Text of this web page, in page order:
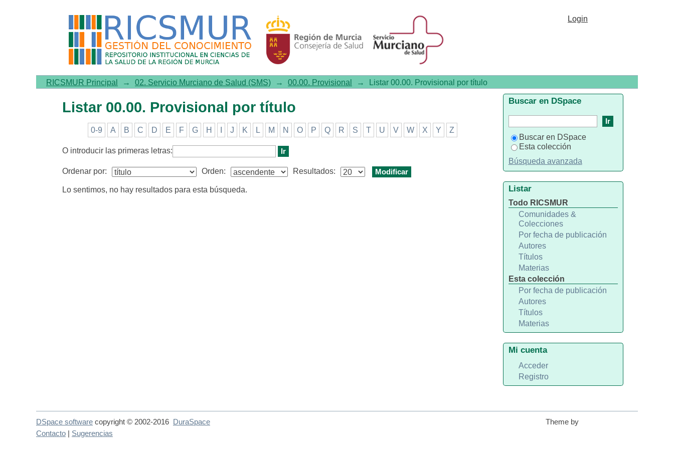
Listar 00.00. Provisional por título Login
RICSMUR Principal → 02. Servicio Murciano de Salud (SMS) → 00.00. Provisional → Listar 00.00. Provisional por título
Listar 00.00. Provisional por título
0-9 A B C D E F G H J K L M N O P Q R S T U V W X Y Z
O introducir las primeras letras:
Ordenar por: Orden: Resultados:
Lo sentimos, no hay resultados para esta búsqueda.
Buscar en DSpace
Buscar en DSpace
Esta colección
Búsqueda avanzada
Listar
Todo RICSMUR
Comunidades &
Colecciones
Por fecha de publicación
Autores
Títulos
Materias
Esta colección
Por fecha de publicación
Autores
Títulos
Materias
Mi cuenta
Acceder
Registro
DSpace software copyright © 2002-2016 DuraSpace
Theme by
Contacto
Sugerencias